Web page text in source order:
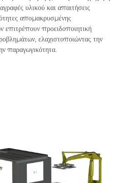
υλικού και απαιτήσεις
απομακρυσμένης
επιτρέπουν προειδοποιητική
ελαχιστοποιώντας την
παραγωγικότητα.